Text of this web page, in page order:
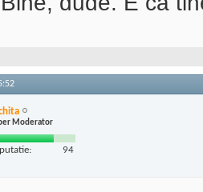
Moderator
94